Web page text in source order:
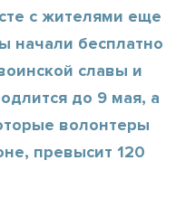
с жителями еще
начали бесплатно
славы и
до 9 мая, а
волонтеры
превысит 120